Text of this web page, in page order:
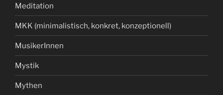
Meditation
MKK (minimalistisch, konkret, konzeptionell)
MusikerInnen
Mystik
Mythen